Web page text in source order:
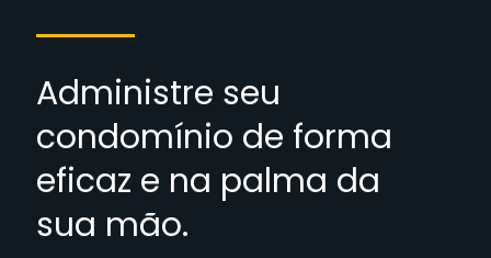
Administre seu
condomínio de forma
eficaz e na palma da
sua mão.